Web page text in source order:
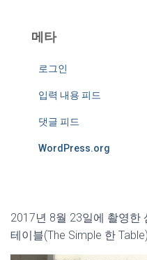
메타
로그인
입력 내용 피드
댓글 피드
WordPress.org
2017년 8월 23일에 촬영한
테이블(The Simple 한